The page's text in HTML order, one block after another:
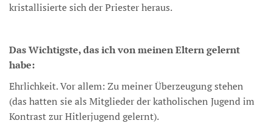
kristallisierte sich der Priester heraus.
Das Wichtigste, das ich von meinen Eltern gelernt
habe:
Ehrlichkeit. Vor allem: Zu meiner Überzeugung stehen
(das hatten sie als Mitglieder der katholischen Jugend im
Kontrast zur Hitlerjugend gelernt).